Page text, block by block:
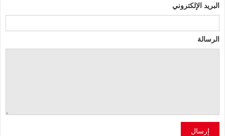
البريد الإلكتروني
الرسالة
إرسال